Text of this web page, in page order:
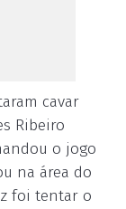
cavar
Ribeiro
o jogo
na área do
foi tentar o